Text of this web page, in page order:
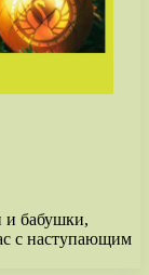
и бабушки,
с наступающим